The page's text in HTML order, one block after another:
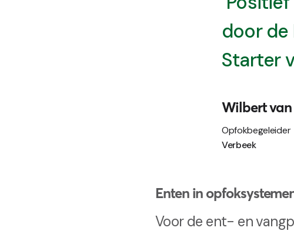
door de
Starter
Wilbert van
Opfokbegeleider
Verbeek
Enten in
Voor de ent- en